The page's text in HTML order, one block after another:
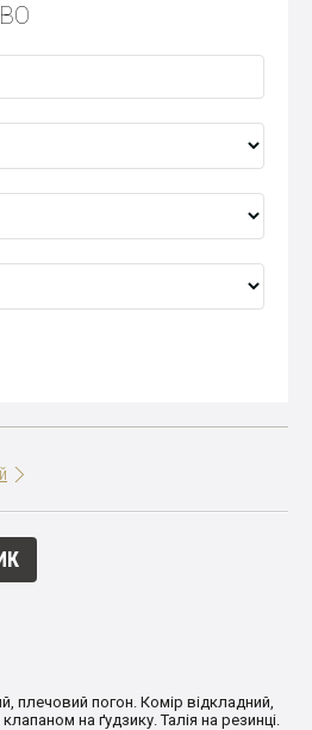
плечовий погон. Комір відкладний,
на ґудзику. Талія на резинці.